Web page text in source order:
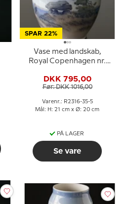
SPAR 22%
Vase med landskab,
Royal Copenhagen nr.
DKK 795,00
Før: DKK 1016,00
Varenr.: R2316-35-5
Mål: H: 21 cm x Ø: 20 cm
PÅ LAGER
Se vare